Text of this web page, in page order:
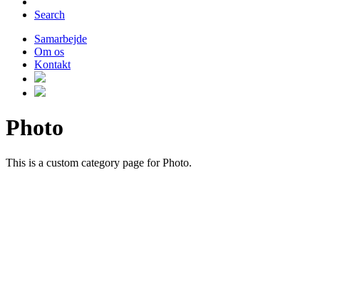
Search
Samarbejde
Om os
Kontakt
Photo
This is a custom category page for Photo.